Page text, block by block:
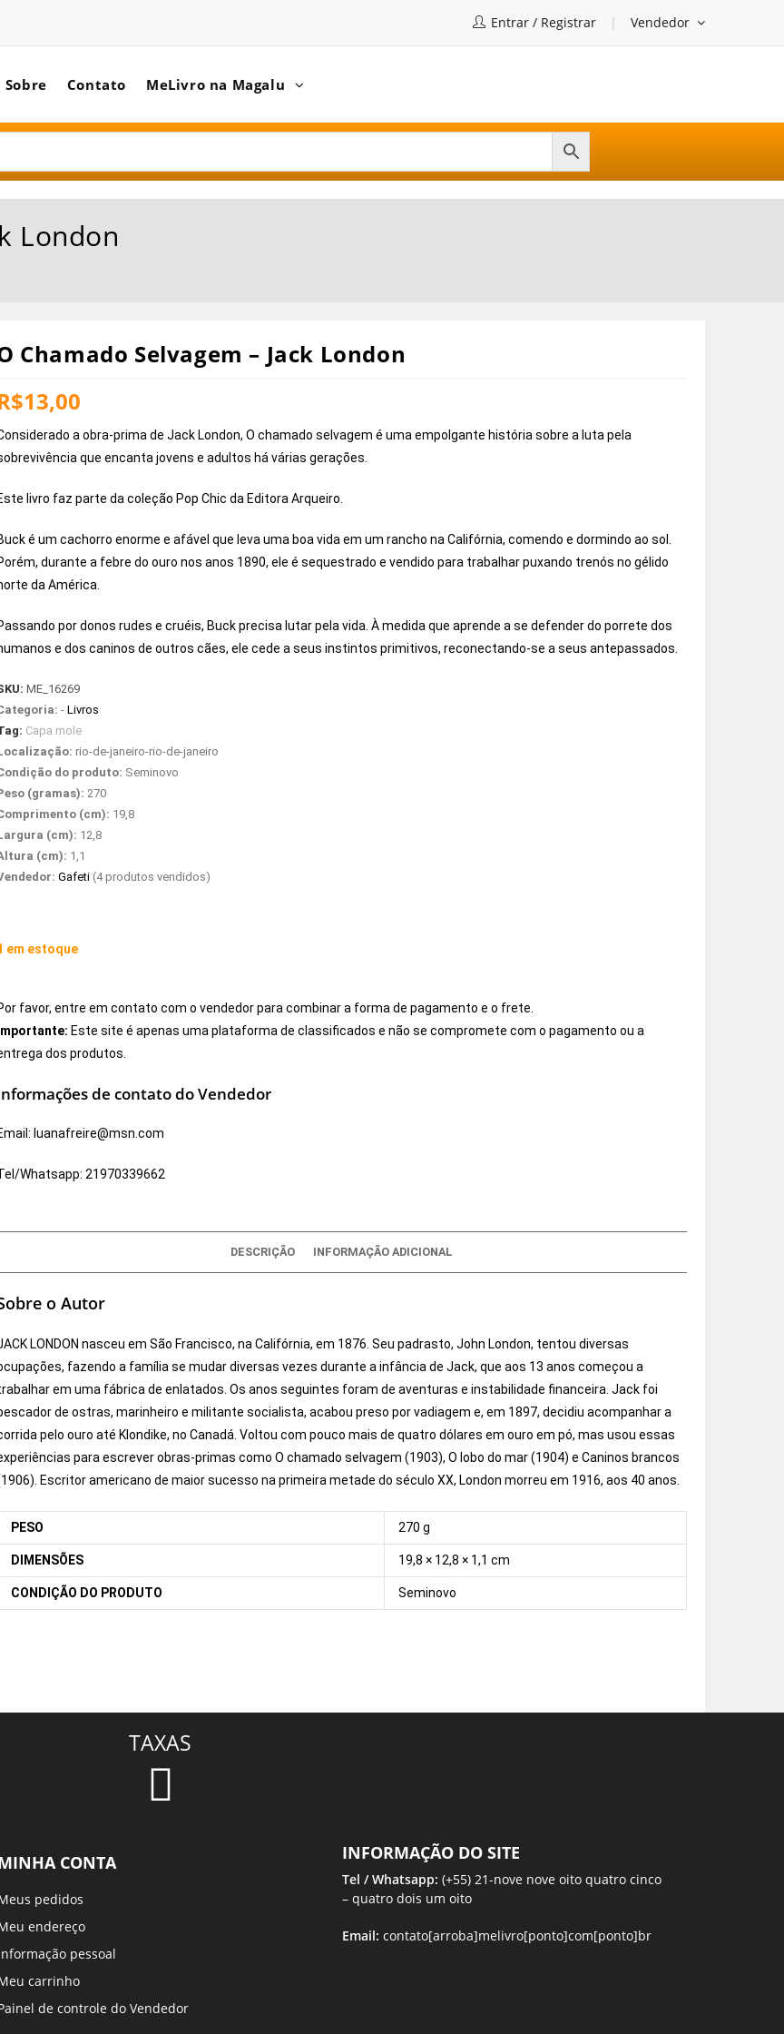
Entrar / Registrar Vendedor
Sobre Contato MeLivro na Magalu
London
Chamado Selvagem – Jack London
13,00
a obra-prima de Jack London, O chamado selvagem é uma empolgante história sobre a luta pela
que encanta jovens e adultos há várias gerações.
livro faz parte da coleção Pop Chic da Editora Arqueiro.
é um cachorro enorme e afável que leva uma boa vida em um rancho na Califórnia, comendo e dormindo ao sol.
durante a febre do ouro nos anos 1890, ele é sequestrado e vendido para trabalhar puxando trenós no gélido
da América.
por donos rudes e cruéis, Buck precisa lutar pela vida. À medida que aprende a se defender do porrete dos
e dos caninos de outros cães, ele cede a seus instintos primitivos, reconectando-se a seus antepassados.
ME_16269
- Livros
Capa mole
rio-de-janeiro-rio-de-janeiro
do produto: Seminovo
(gramas): 270
(cm): 19,8
(cm): 12,8
(cm): 1,1
Gafeti (4 produtos vendidos)
em estoque
favor, entre em contato com o vendedor para combinar a forma de pagamento e o frete.
Importante: Este site é apenas uma plataforma de classificados e não se compromete com o pagamento ou a
dos produtos.
de contato do Vendedor
luanafreire@msn.com
Whatsapp: 21970339662
DESCRIÇÃO INFORMAÇÃO ADICIONAL
o Autor
LONDON nasceu em São Francisco, na Califórnia, em 1876. Seu padrasto, John London, tentou diversas
fazendo a família se mudar diversas vezes durante a infância de Jack, que aos 13 anos começou a
em uma fábrica de enlatados. Os anos seguintes foram de aventuras e instabilidade financeira. Jack foi
de ostras, marinheiro e militante socialista, acabou preso por vadiagem e, em 1897, decidiu acompanhar a
pelo ouro até Klondike, no Canadá. Voltou com pouco mais de quatro dólares em ouro em pó, mas usou essas
para escrever obras-primas como O chamado selvagem (1903), O lobo do mar (1904) e Caninos brancos
Escritor americano de maior sucesso na primeira metade do século XX, London morreu em 1916, aos 40 anos.
PESO 270 g
DIMENSÕES 19,8 × 12,8 × 1,1 cm
CONDIÇÃO DO PRODUTO Seminovo
TAXAS
CONTA
pedidos
endereço
pessoal
carrinho
de controle do Vendedor
INFORMAÇÃO DO SITE
Tel / Whatsapp: (+55) 21-nove nove oito quatro cinco
– quatro dois um oito
Email: contato[arroba]melivro[ponto]com[ponto]br